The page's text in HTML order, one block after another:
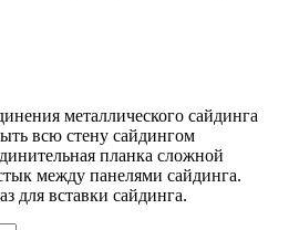
металлического сайдинга
всю стену сайдингом
планка сложной
между панелями сайдинга.
для вставки сайдинга.